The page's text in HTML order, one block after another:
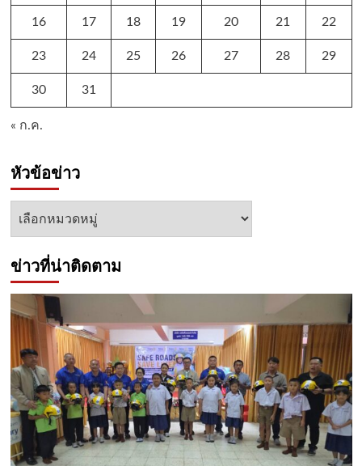
16 17 18 19 20 21 22
23 24 25 26 27 28 29
30 31
« ก.ค.
หัวข้อข่าว
หัวข้อ
ข่าวที่น่าติดตาม